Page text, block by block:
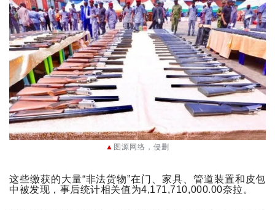
▲ 图源网络 ，侵删
这些缴获的大量“非法货物”在门、家具、管道装置和皮包
中被发现，事后统计相关值为4,171,710,000.00奈拉。